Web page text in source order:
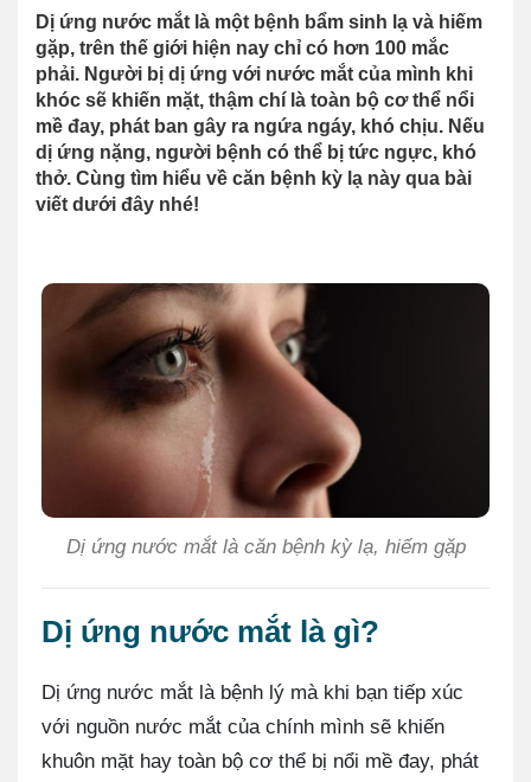
Dị ứng nước mắt là một bệnh bẩm sinh lạ và hiếm
gặp, trên thế giới hiện nay chỉ có hơn 100 mắc
phải. Người bị dị ứng với nước mắt của mình khi
khóc sẽ khiến mặt, thậm chí là toàn bộ cơ thể nổi
mề đay, phát ban gây ra ngứa ngáy, khó chịu. Nếu
dị ứng nặng, người bệnh có thể bị tức ngực, khó
thở. Cùng tìm hiểu về căn bệnh kỳ lạ này qua bài
viết dưới đây nhé!
Dị ứng nước mắt là căn bệnh kỳ lạ, hiếm gặp
Dị ứng nước mắt là gì?
Dị ứng nước mắt là bệnh lý mà khi bạn tiếp xúc
với nguồn nước mắt của chính mình sẽ khiến
khuôn mặt hay toàn bộ cơ thể bị nổi mề đay, phát